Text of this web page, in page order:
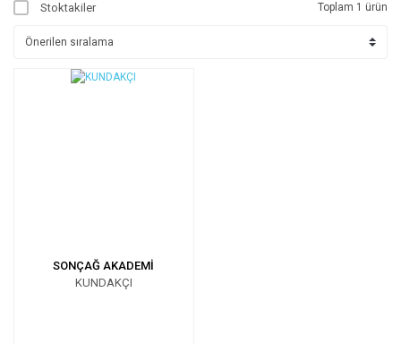
Stoktakiler Toplam 1 ürün
SONÇAĞ AKADEMİ
KUNDAKÇI